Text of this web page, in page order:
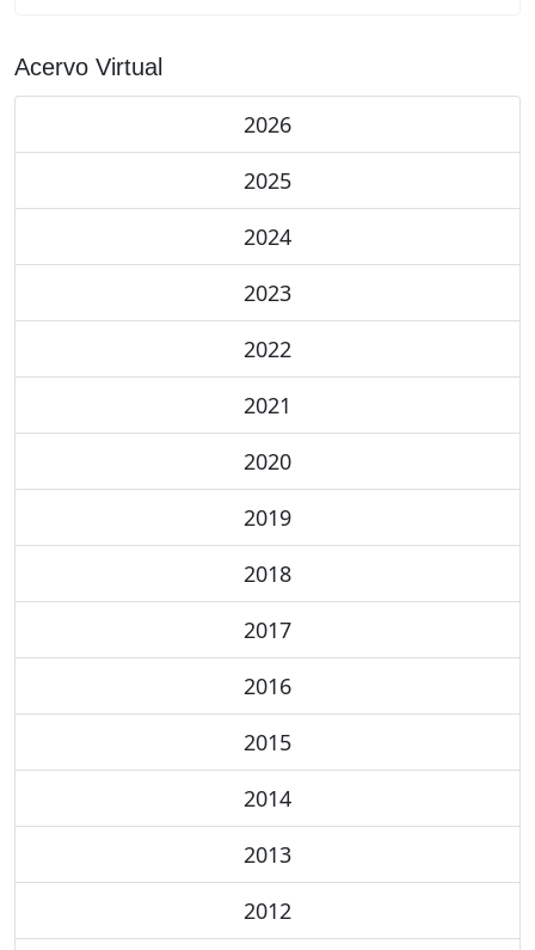
Acervo Virtual
2026
2025
2024
2023
2022
2021
2020
2019
2018
2017
2016
2015
2014
2013
2012